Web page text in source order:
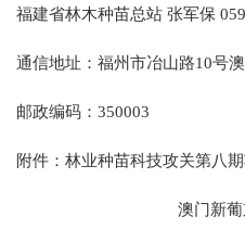
福建省林木种苗总站 张军保
通信地址：福州市冶山路10号
邮政编码：350003
附件： 林业种苗科技攻关第八
澳门新